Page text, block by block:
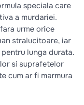
speciala care
a murdariei.
urme orice
stralucitoare, iar
lunga durata.
si suprafetelor
cum ar fi marmura